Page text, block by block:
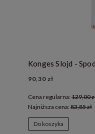
90,30 zł
Cena regularna: 129,00
Najniższa cena: 83,85 zł
Do koszyka